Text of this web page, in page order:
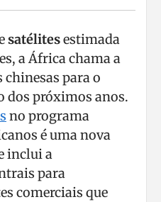
satélitesestimada
a África chama a
chinesas para o
dos próximos anos.
no programa
é uma nova
inclui a
para
comerciais que